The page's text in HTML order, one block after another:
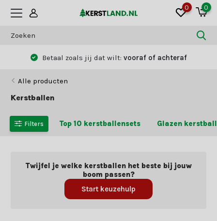
0 0
Betaal zoals jij dat wilt: vooraf of achteraf
Alle producten
Kerstballen
Filters Top 10 kerstballensets Glazen
Twijfel je welke kerstballen het beste bij jouw
boom passen?
Start keuzehulp